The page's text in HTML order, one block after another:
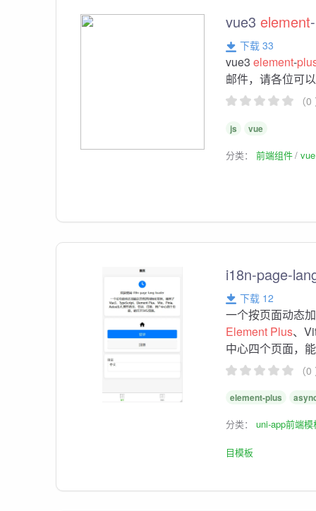
vue3element-
下载 33
vue3element-
邮件，请各位可
（
js vue
分类：前端组件
i18n-page-
下载 12
一个按页面动态
Element Plus、
中心四个页面，
（
element-plus
分类：uni-app前端模
目模板